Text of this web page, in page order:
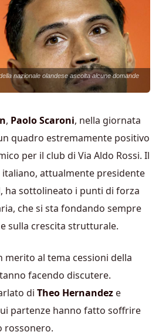
nazionale olandese ascolta alcune domande
, Paolo Scaroni, nella giornata
quadro estremamente positivo
per il club di Via Aldo Rossi. Il
attualmente presidente
ha sottolineato i punti di forza
che si sta fondando sempre
sulla crescita strutturale.
merito al tema cessioni della
facendo discutere.
di Theo Hernandez e
partenze hanno fatto soffrire
rossonero.